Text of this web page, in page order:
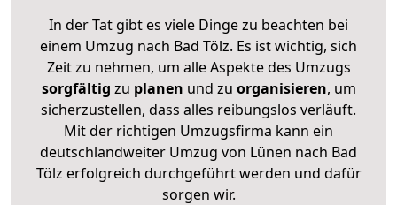
In der Tat gibt es viele Dinge zu beachten bei
einem Umzug nach Bad Tölz. Es ist wichtig, sich
Zeit zu nehmen, um alle Aspekte des Umzugs
sorgfältig zu planen und zu organisieren, um
sicherzustellen, dass alles reibungslos verläuft.
Mit der richtigen Umzugsfirma kann ein
deutschlandweiter Umzug von Lünen nach Bad
Tölz erfolgreich durchgeführt werden und dafür
sorgen wir.